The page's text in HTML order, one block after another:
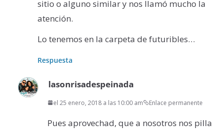
sitio o alguno similar y nos llamó mucho la
atención.
Lo tenemos en la carpeta de futuribles…
Respuesta
lasonrisadespeinada
el 25 enero, 2018 a las 10:00 am Enlace permanente
Pues aprovechad, que a nosotros nos pilla